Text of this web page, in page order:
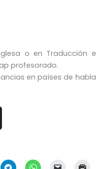
o en Traducción e
profesorado.
en países de habla